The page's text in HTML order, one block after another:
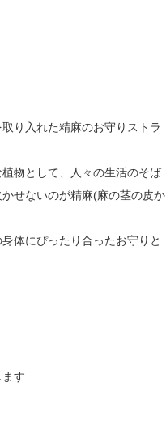
り入れた精麻のお守りストラ
物として、人々の生活のそば
せないのが精麻(麻の茎の皮か
体にぴったり合ったお守りと
す